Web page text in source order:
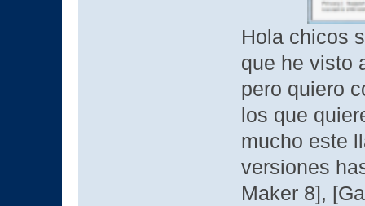
Hola chicos
que he visto
pero quiero
los que
mucho este
versiones
Maker 8],